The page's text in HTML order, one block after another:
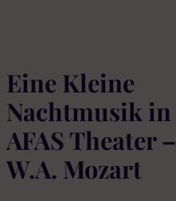
Eine Kleine
Nachtmusik in
AFAS Theater –
W.A. Mozart